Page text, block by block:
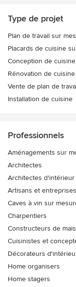
Type de projet
Plan de travail sur
Placards de cuisine
Conception de cuisine
Rénovation de cuisine
Vente de plan de
Installation de cuisine
Professionnels
Aménagements sur
Architectes
Architectes d'intérieur
Artisans et
Caves à vin sur
Charpentiers
Constructeurs de
Cuisinistes et
Décorateurs
Home organisers
Home stagers